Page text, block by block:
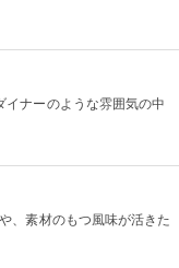
ナーのような雰囲気の中
、素材のもつ風味が活きた